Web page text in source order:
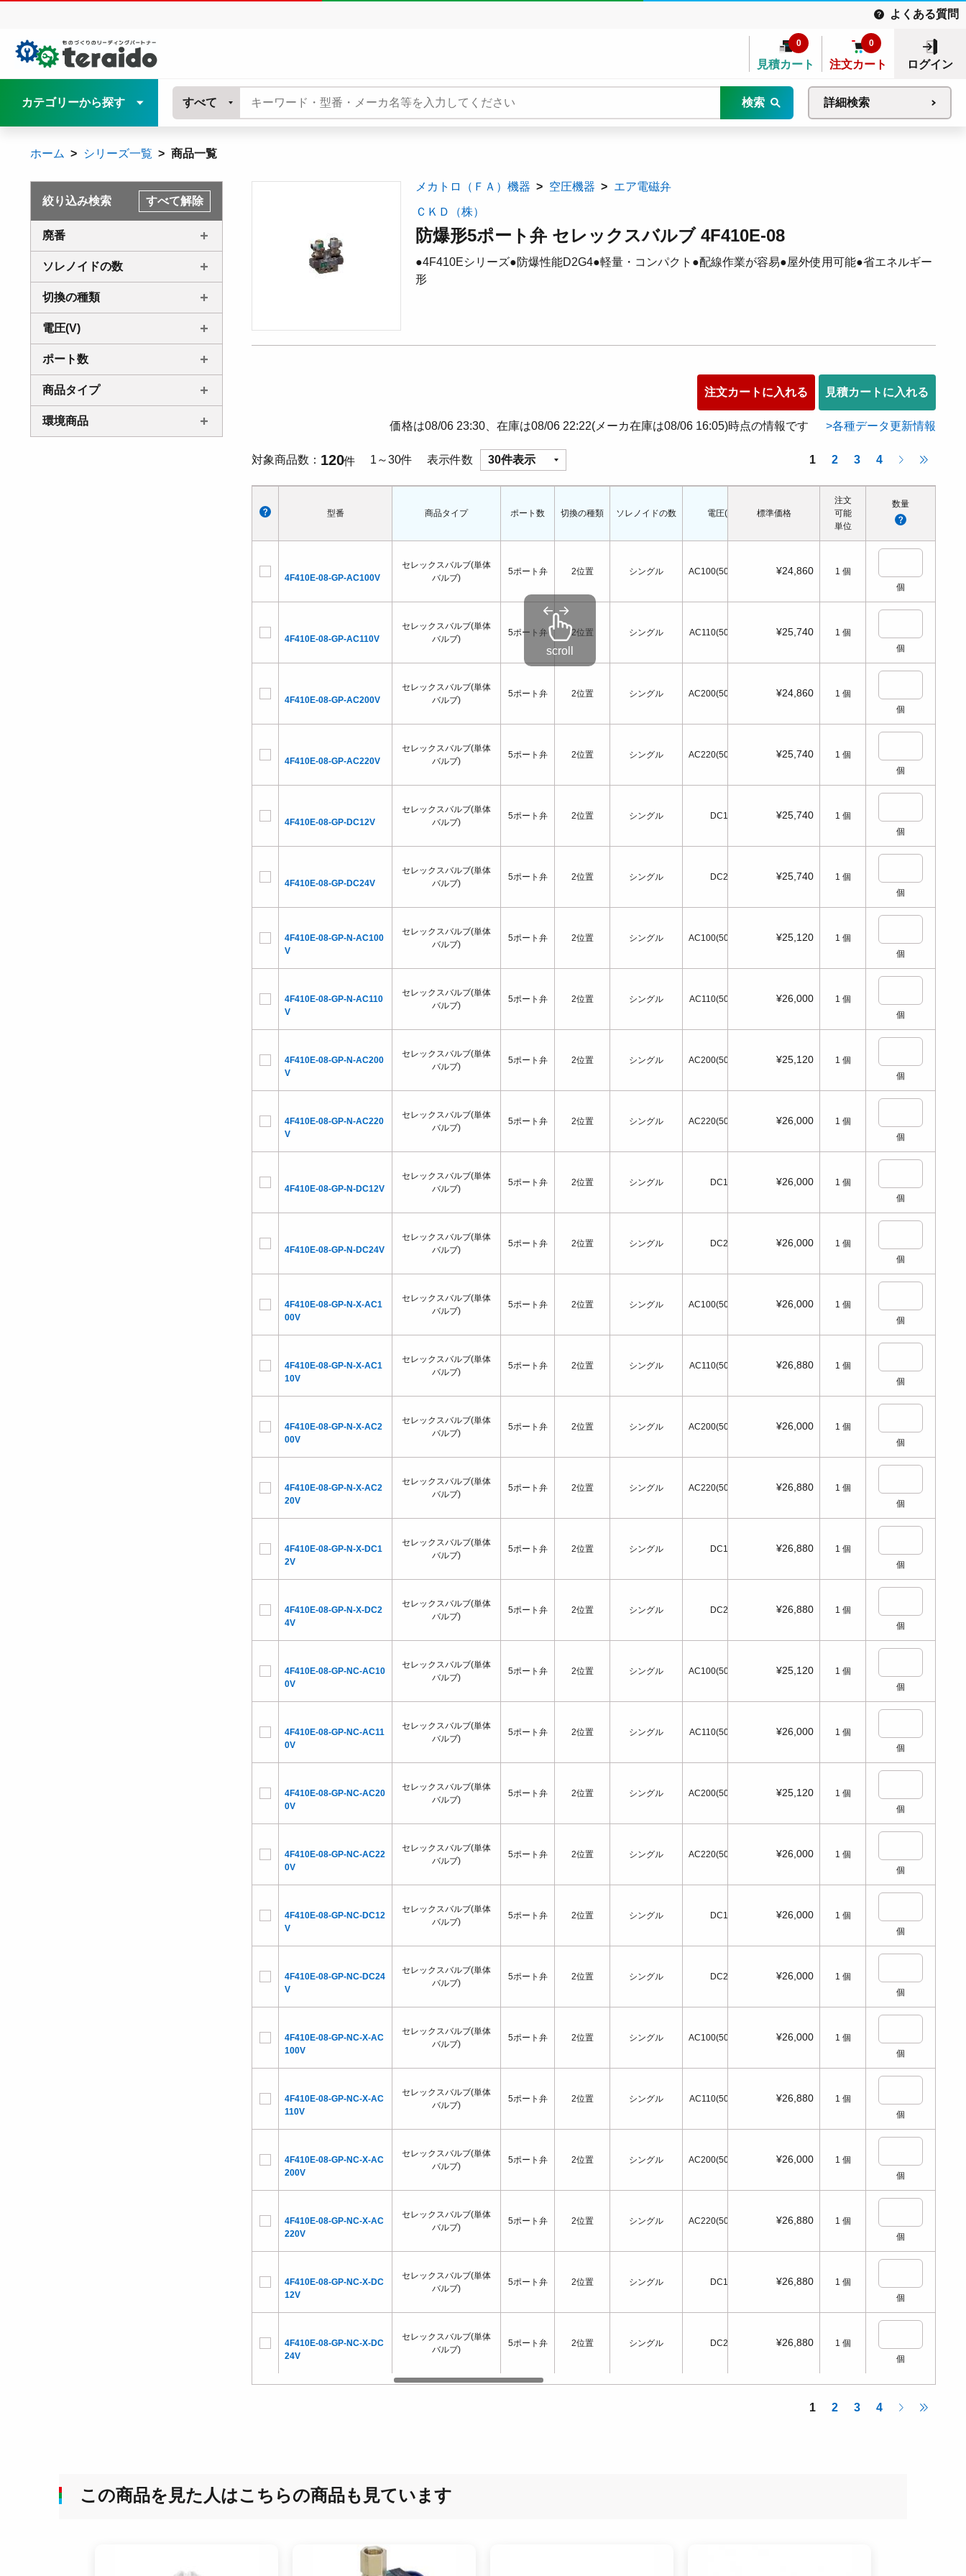
よくある質問
見積カート
0
注文カート
0
ログイン
カテゴリーから探す すべて 検索 詳細検索
ホーム シリーズ一覧 商品一覧
絞り込み検索 すべて解除
廃番
ソレノイドの数
切換の種類
電圧(V)
ポート数
商品タイプ
環境商品
メカトロ（ＦＡ）機器 空圧機器 エア電磁弁
ＣＫＤ（株）
防爆形5ポート弁 セレックスバルブ 4F410E-08
●4F410Eシリーズ●防爆性能D2G4●軽量・コンパクト●配線作業が容易●屋外使用可能●省エネルギー
形
注文カートに入れる 見積カートに入れる
価格は08/06 23:30、在庫は08/06 22:22(メーカ在庫は08/06 16:05)時点の情報です 各種データ更新情報
対象商品数 120件 1～30件 表示件数 30件表示 1 2 3 4
型番
4F410E-08-GP-AC100V
4F410E-08-GP-AC110V
4F410E-08-GP-AC200V
4F410E-08-GP-AC220V
4F410E-08-GP-DC12V
4F410E-08-GP-DC24V
4F410E-08-GP-N-AC100
V
4F410E-08-GP-N-AC110
V
4F410E-08-GP-N-AC200
V
4F410E-08-GP-N-AC220
V
4F410E-08-GP-N-DC12V
4F410E-08-GP-N-DC24V
4F410E-08-GP-N-X-AC1
00V
4F410E-08-GP-N-X-AC1
10V
4F410E-08-GP-N-X-AC2
00V
4F410E-08-GP-N-X-AC2
20V
4F410E-08-GP-N-X-DC1
2V
4F410E-08-GP-N-X-DC2
4V
4F410E-08-GP-NC-AC10
0V
4F410E-08-GP-NC-AC11
0V
4F410E-08-GP-NC-AC20
0V
4F410E-08-GP-NC-AC22
0V
4F410E-08-GP-NC-DC12
V
4F410E-08-GP-NC-DC24
V
4F410E-08-GP-NC-X-AC
100V
4F410E-08-GP-NC-X-AC
110V
4F410E-08-GP-NC-X-AC
200V
4F410E-08-GP-NC-X-AC
220V
4F410E-08-GP-NC-X-DC
12V
4F410E-08-GP-NC-X-DC
24V
商品タイプ ポート数 切換の種類 ソレノイドの数 電圧(V) 電源切時の状態 配管口の種類 配管ねじの呼び
セレックスバルブ(単体
バルブ)
5ポート弁 2位置 シングル AC100(50/60Hz)
セレックスバルブ(単体
バルブ)
5ポート弁 2位置 シングル AC110(50/60Hz)
セレックスバルブ(単体
バルブ)
5ポート弁 2位置 シングル AC200(50/60Hz)
セレックスバルブ(単体
バルブ)
5ポート弁 2位置 シングル AC220(50/60Hz)
セレックスバルブ(単体
バルブ)
5ポート弁 2位置 シングル DC12
セレックスバルブ(単体
バルブ)
5ポート弁 2位置 シングル DC24
セレックスバルブ(単体
バルブ)
5ポート弁 2位置 シングル AC100(50/60Hz)
セレックスバルブ(単体
バルブ)
5ポート弁 2位置 シングル AC110(50/60Hz)
セレックスバルブ(単体
バルブ)
5ポート弁 2位置 シングル AC200(50/60Hz)
セレックスバルブ(単体
バルブ)
5ポート弁 2位置 シングル AC220(50/60Hz)
セレックスバルブ(単体
バルブ)
5ポート弁 2位置 シングル DC12
セレックスバルブ(単体
バルブ)
5ポート弁 2位置 シングル DC24
セレックスバルブ(単体
バルブ)
5ポート弁 2位置 シングル AC100(50/60Hz)
セレックスバルブ(単体
バルブ)
5ポート弁 2位置 シングル AC110(50/60Hz)
セレックスバルブ(単体
バルブ)
5ポート弁 2位置 シングル AC200(50/60Hz)
セレックスバルブ(単体
バルブ)
5ポート弁 2位置 シングル AC220(50/60Hz)
セレックスバルブ(単体
バルブ)
5ポート弁 2位置 シングル DC12
セレックスバルブ(単体
バルブ)
5ポート弁 2位置 シングル DC24
セレックスバルブ(単体
バルブ)
5ポート弁 2位置 シングル AC100(50/60Hz)
セレックスバルブ(単体
バルブ)
5ポート弁 2位置 シングル AC110(50/60Hz)
セレックスバルブ(単体
バルブ)
5ポート弁 2位置 シングル AC200(50/60Hz)
セレックスバルブ(単体
バルブ)
5ポート弁 2位置 シングル AC220(50/60Hz)
セレックスバルブ(単体
バルブ)
5ポート弁 2位置 シングル DC12
セレックスバルブ(単体
バルブ)
5ポート弁 2位置 シングル DC24
セレックスバルブ(単体
バルブ)
5ポート弁 2位置 シングル AC100(50/60Hz)
セレックスバルブ(単体
バルブ)
5ポート弁 2位置 シングル AC110(50/60Hz)
セレックスバルブ(単体
バルブ)
5ポート弁 2位置 シングル AC200(50/60Hz)
セレックスバルブ(単体
バルブ)
5ポート弁 2位置 シングル AC220(50/60Hz)
セレックスバルブ(単体
バルブ)
5ポート弁 2位置 シングル DC12
セレックスバルブ(単体
バルブ)
5ポート弁 2位置 シングル DC24
標準価格
注文
可能
単位
数量
¥24,860 1 個
個
¥25,740 1 個
個
¥24,860 1 個
個
¥25,740 1 個
個
¥25,740 1 個
個
¥25,740 1 個
個
¥25,120 1 個
個
¥26,000 1 個
個
¥25,120 1 個
個
¥26,000 1 個
個
¥26,000 1 個
個
¥26,000 1 個
個
¥26,000 1 個
個
¥26,880 1 個
個
¥26,000 1 個
個
¥26,880 1 個
個
¥26,880 1 個
個
¥26,880 1 個
個
¥25,120 1 個
個
¥26,000 1 個
個
¥25,120 1 個
個
¥26,000 1 個
個
¥26,000 1 個
個
¥26,000 1 個
個
¥26,000 1 個
個
¥26,880 1 個
個
¥26,000 1 個
個
¥26,880 1 個
個
¥26,880 1 個
個
¥26,880 1 個
個
1 2 3 4
この商品を見た人はこちらの商品も見ています